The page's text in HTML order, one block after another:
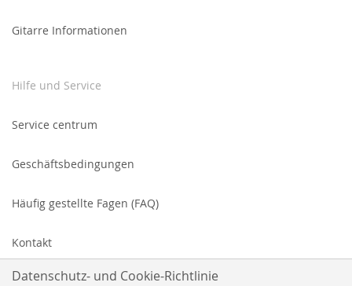
an:
Gitarre Informationen
Hilfe und Service
Service centrum
Geschäftsbedingungen
Häufig gestellte Fagen (FAQ)
Kontakt
Datenschutz- und Cookie-Richtlinie